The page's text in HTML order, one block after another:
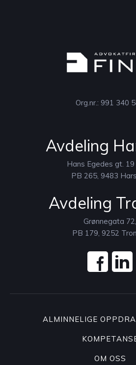
Org.nr.: 991 340
Avdeling
Hans Egedes gt. 19
PB 265, 9483
Avdeling
Grønnegata 72,
PB 179, 9252
ALMINNELIGE
OM OSS